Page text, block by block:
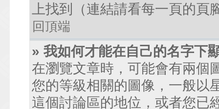
上找到（連結請看每一頁的頁
回頂端
» 我如何才能在自己的名字下
在瀏覽文章時，可能會有兩個
您的等級相關的圖像，一般以
這個討論區的地位，或者您已